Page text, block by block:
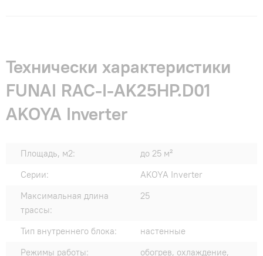
Технически характеристики
FUNAI RAC-I-AK25HP.D01
AKOYA Inverter
Площадь, м2:
до 25 м²
Серии:
AKOYA Inverter
Максимальная длина
трассы:
25
Тип внутреннего блока:
настенные
Режимы работы:
обогрев, охлаждение,